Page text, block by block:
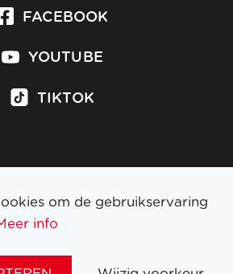
FACEBOOK
YOUTUBE
TIKTOK
op nieuwsbrief
om de gebruikservaring
info